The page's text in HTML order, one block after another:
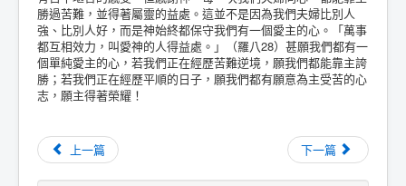
勝過苦難，並得著屬靈的益處。這並不是因為我們夫婦比別人
強、比別人好，而是神始終都保守我們有一個愛主的心。「萬事
都互相效力，叫愛神的人得益處。」（羅八28）甚願我們都有一
個單純愛主的心，若我們正在經歷苦難逆境，願我們都能靠主誇
勝；若我們正在經歷平順的日子，願我們都有願意為主受苦的心
志，願主得著榮耀！
上一篇 下一篇